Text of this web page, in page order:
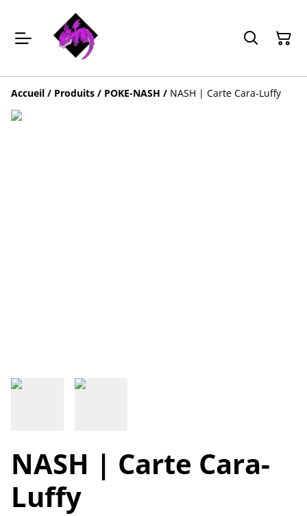
Accueil / Produits / POKE-NASH / NASH | Carte Cara-Luffy
NASH | Carte Cara-
Luffy